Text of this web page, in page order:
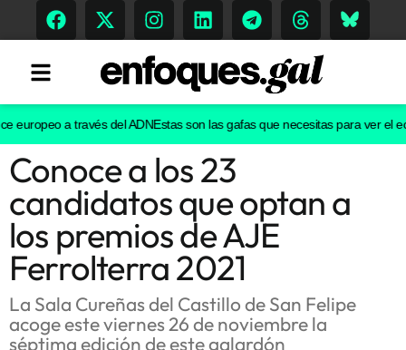
Tendencias
Memoria Histórica
Gastronomía
Escenarios
a través del ADNEstas son las gafas que necesitas para ver el eclipse
Conoce a los 23
candidatos que optan a
los premios de AJE
Ferrolterra 2021
La Sala Cureñas del Castillo de San Felipe
acoge este viernes 26 de noviembre la
séptima edición de este galardón